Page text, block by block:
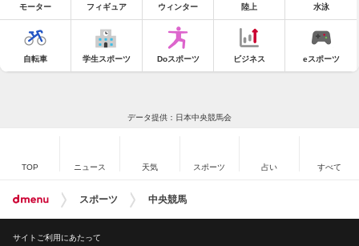
モーター フィギュア ウィンター 陸上 水泳
自転車 学生スポーツ Doスポーツ ビジネス eスポーツ
データ提供：日本中央競馬会
TOP ニュース 天気 スポーツ 占い すべて
スポーツ 中央競馬
サイトご利用にあたって